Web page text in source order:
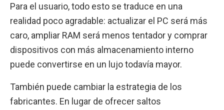
Para el usuario, todo esto se traduce en una
realidad poco agradable: actualizar el PC será más
caro, ampliar RAM será menos tentador y comprar
dispositivos con más almacenamiento interno
puede convertirse en un lujo todavía mayor.
También puede cambiar la estrategia de los
fabricantes. En lugar de ofrecer saltos